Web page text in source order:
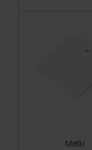
Metki